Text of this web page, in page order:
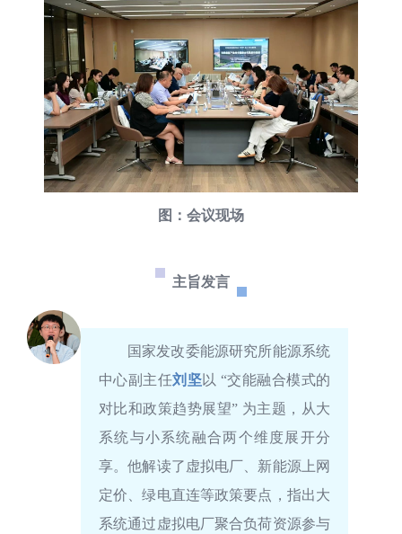
图：会议现场
主旨发言
国家发改委能源研究所能源系统
中心副主任刘坚以 “交能融合模式的
对比和政策趋势展望” 为主题，从大
系统与小系统融合两个维度展开分
享。他解读了虚拟电厂、新能源 上网
定价 、绿电直连等政策要点，指出大
系统通过虚拟电厂聚合负荷资源参与